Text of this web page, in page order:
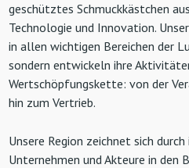
geschütztes Schmuckkästchen
Technologie und Innovation.
in allen wichtigen Bereichen der
sondern entwickeln ihre
Wertschöpfungskette: von der
hin zum Vertrieb.
Unsere Region zeichnet sich
Unternehmen und Akteure in den